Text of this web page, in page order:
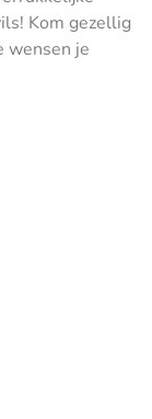
Kom gezellig
wensen je